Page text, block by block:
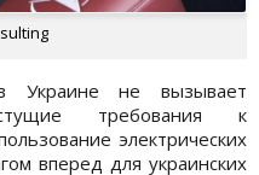
Украине не вызывает
требования к
электрических
вперед для украинских